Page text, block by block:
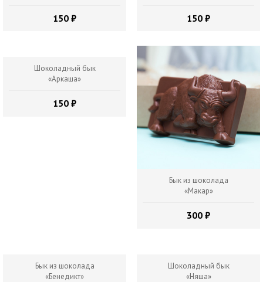
150 ₽ 150 ₽
Шоколадный бык
«Аркаша»
150 ₽
Бык из шоколада
«Макар»
300 ₽
Бык из шоколада
«Бенедикт»
Шоколадный бык
«Няша»